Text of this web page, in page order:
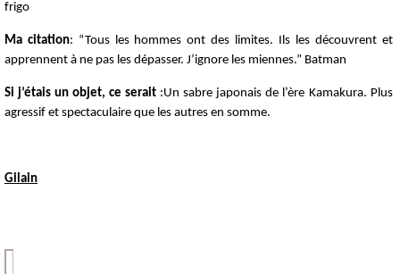
frigo
Ma citation: “Tous les hommes ont des limites. Ils les découvrent et
apprennent à ne pas les dépasser. J’ignore les miennes.” Batman
Si j’étais un objet, ce serait :Un sabre japonais de l’ère Kamakura. Plus
agressif et spectaculaire que les autres en somme.
Gilain